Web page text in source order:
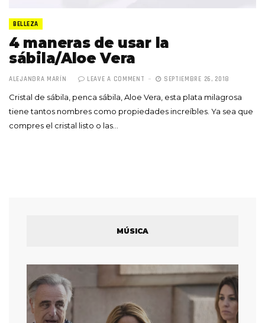
BELLEZA
4 maneras de usar la
sábila/Aloe Vera
ALEJANDRA MARÍN LEAVE A COMMENT SEPTIEMBRE 26, 2018
Cristal de sábila, penca sábila, Aloe Vera, esta plata milagrosa
tiene tantos nombres como propiedades increíbles. Ya sea que
compres el cristal listo o las…
MÚSICA